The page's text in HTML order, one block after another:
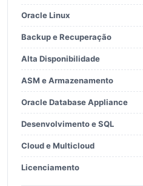
Oracle Linux
Backup e Recuperação
Alta Disponibilidade
ASM e Armazenamento
Oracle Database Appliance
Desenvolvimento e SQL
Cloud e Multicloud
Licenciamento